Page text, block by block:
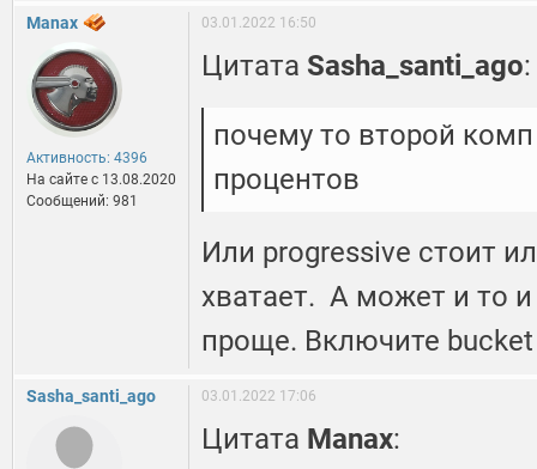
Manax
Активность: 4396
На сайте c 13.08.2020
Сообщений: 981
03.01.2022 16:50
Цитата Sasha_santi_ago:
почему то второй
процентов
Или progressive стоит
хватает. А может и то
проще. Включите
Sasha_santi_ago 03.01.2022 17:06
Цитата Manax: